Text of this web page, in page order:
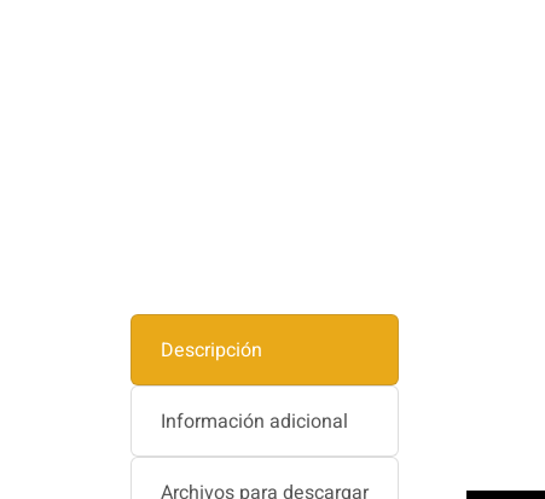
Descripción
Información adicional
Archivos para descargar